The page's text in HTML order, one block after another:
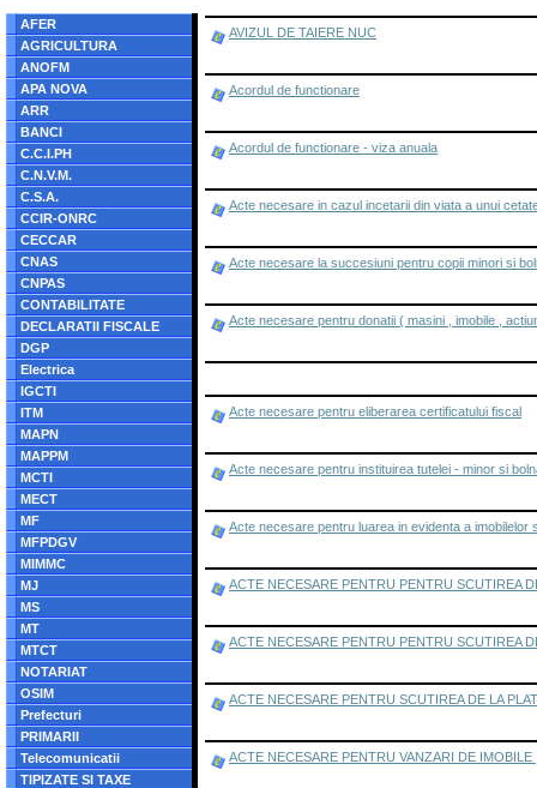
AFER
AGRICULTURA
ANOFM
APA NOVA
ARR
BANCI
C.C.I.PH
C.N.V.M.
C.S.A.
CCIR-ONRC
CECCAR
CNAS
CNPAS
CONTABILITATE
DECLARATII FISCALE
DGP
Electrica
IGCTI
ITM
MAPN
MAPPM
MCTI
MECT
MF
MFPDGV
MIMMC
MJ
MS
MT
MTCT
NOTARIAT
OSIM
Prefecturi
PRIMARII
Telecomunicatii
TIPIZATE SI TAXE
AVIZUL DE TAIERE NUC
Acordul de functionare
Acordul de functionare - viza anuala
Acte necesare in cazul incetarii din viata a unui
Acte necesare la succesiuni pentru copii minori si
Acte necesare pentru donatii ( masini , imobile ,
Acte necesare pentru eliberarea certificatului fiscal
Acte necesare pentru instituirea tutelei - minor si
Acte necesare pentru luarea in evidenta a imobilelor
ACTE NECESARE PENTRU PENTRU SCUTIREA
ACTE NECESARE PENTRU PENTRU SCUTIREA
ACTE NECESARE PENTRU SCUTIREA DE LA
ACTE NECESARE PENTRU VANZARI DE